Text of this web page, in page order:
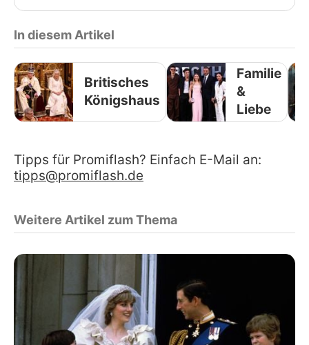
In diesem Artikel
Britisches
Königshaus
Familie
&
Liebe
Tipps für Promiflash? Einfach E-Mail an:
tipps@promiflash.de
Weitere Artikel zum Thema